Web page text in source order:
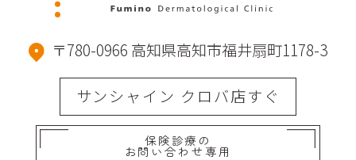
〒780-0966 高知県高知市福井扇町1178-3
サンシャイン クロバ店すぐ
保険診療の
お問い合わせ専用